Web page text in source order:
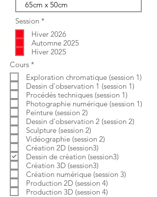
Session *
l
i
g
a
i
r
e
Hiver 2026
Automne 2025
Hiver 2025
Cours *
l
i
g
a
t
o
i
r
e
Exploration chromatique (session 1)
Dessin d'observation 1 (session 1)
Procédés techniques (session 1)
Photographie numérique (session 1)
Peinture (session 2)
Dessin d'observation 2 (session 2)
Sculpture (session 2)
Vidéographie (session 2)
Création 2D (session3)
Dessin de création (session3)
Création 3D (session3)
Création numérique (session 3)
Production 2D (session 4)
Production 3D (session 4)